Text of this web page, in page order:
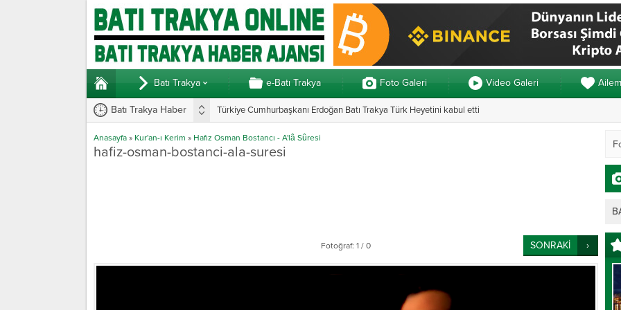
Batı Trakya e-Batı Trakya Foto Galeri Video Galeri Ailem
Batı Trakya Haber Türkiye Cumhurbaşkanı Erdoğan Batı Trakya Türk Heyetini kabul etti
Yunanistan’da vekillerden 3 ayrı yemin
Anasayfa » Kur'an-ı Kerim » Hafız Osman Bostancı - A'lâ Sûresi
hafiz-osman-bostanci-ala-suresi
Fotoğraf: 1 / 0 SONRAKİ